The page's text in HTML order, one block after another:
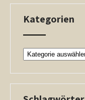
Kategorien
Kategorien